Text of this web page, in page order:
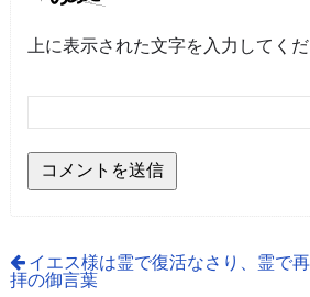
上に表示された文字を入力してくだ
イエス様は霊で復活なさり、霊で
拝の御言葉